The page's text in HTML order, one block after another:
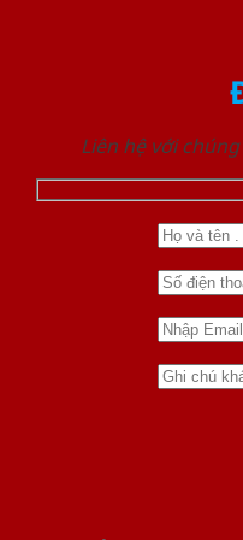
Liên hệ với